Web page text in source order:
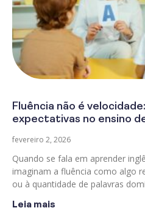
Fluência não é
expectativas no ensino
fevereiro 2, 2026
Quando se fala em aprender
imaginam a fluência como algo
ou à quantidade de palavras
Leia mais